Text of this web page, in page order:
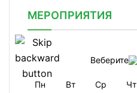
МЕРОПРИЯТИЯ
Веберите
Пн Вт Ср Чт